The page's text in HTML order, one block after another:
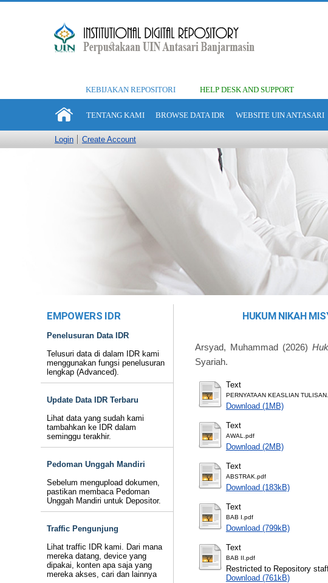
KEBIJAKAN REPOSITORI HELP DESK AND SUPPORT
TENTANG KAMI BROWSE DATA IDR WEBSITE UIN ANTASARI
Login Create Account
EMPOWERS IDR
Penelusuran Data IDR
Telusuri data di dalam IDR kami
menggunakan fungsi penelusuran
lengkap (Advanced).
Update Data IDR Terbaru
Lihat data yang sudah kami
tambahkan ke IDR dalam
seminggu terakhir.
Pedoman Unggah Mandiri
Sebelum mengupload dokumen,
pastikan membaca Pedoman
Unggah Mandiri untuk Depositor.
Traffic Pengunjung
Lihat traffic IDR kami. Dari mana
mereka datang, device yang
dipakai, konten apa saja yang
mereka akses, cari dan lainnya
HUKUM NIKAH
Arsyad, Muhammad(2026)
Syariah.
Text
PERNYATAAN KEASLIAN
Download (1MB)
Text
AWAL.pdf
Download (2MB)
Text
ABSTRAK.pdf
Download (183kB)
Text
BAB I.pdf
Download (799kB)
Text
BAB II.pdf
Restricted to Repository
Download (761kB)